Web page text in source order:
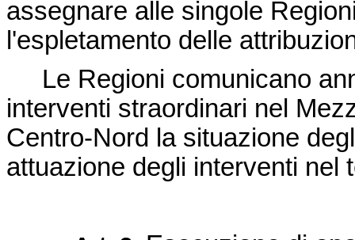
assegnare alle singole
l'espletamento delle
Le Regioni comunicano
interventi straordinari nel
Centro-Nord la situazione
attuazione degli interventi nel